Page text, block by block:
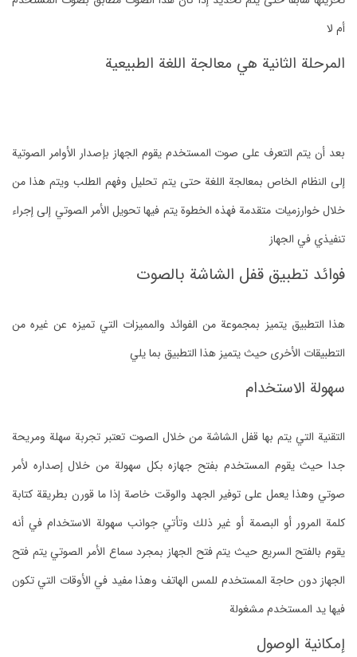
أم لا
المرحلة الثانية هي معالجة اللغة الطبيعية
بعد أن يتم التعرف على صوت المستخدم يقوم الجهاز بإصدار الأوامر الصوتية
إلى النظام الخاص بمعالجة اللغة حتى يتم تحليل وفهم الطلب ويتم هذا من
خلال خوارزميات متقدمة فهذه الخطوة يتم فيها تحويل الأمر الصوتي إلى إجراء
تنفيذي في الجهاز
فوائد تطبيق قفل الشاشة بالصوت
هذا التطبيق يتميز بمجموعة من الفوائد والمميزات التي تميزه عن غيره من
التطبيقات الأخرى حيث يتميز هذا التطبيق بما يلي
سهولة الاستخدام
التقنية التي يتم بها قفل الشاشة من خلال الصوت تعتبر تجربة سهلة ومريحة
جدا حيث يقوم المستخدم بفتح جهازه بكل سهولة من خلال إصداره لأمر
صوتي وهذا يعمل على توفير الجهد والوقت خاصة إذا ما قورن بطريقة كتابة
كلمة المرور أو البصمة أو غير ذلك وتأتي جوانب سهولة الاستخدام في أنه
يقوم بالفتح السريع حيث يتم فتح الجهاز بمجرد سماع الأمر الصوتي يتم فتح
الجهاز دون حاجة المستخدم للمس الهاتف وهذا مفيد في الأوقات التي تكون
فيها يد المستخدم مشغولة
إمكانية الوصول